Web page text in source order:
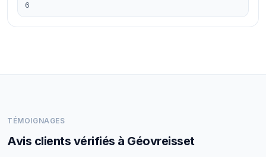
6
TÉMOIGNAGES
Avis clients vérifiés à Géovreisset